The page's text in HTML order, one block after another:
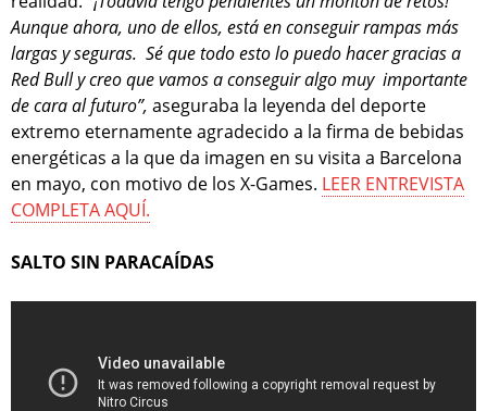
Aunque ahora, uno de ellos, está en conseguir rampas más
largas y seguras. Sé que todo esto lo puedo hacer gracias a
Red Bull y creo que vamos a conseguir algo muy importante
de cara al futuro”, aseguraba la leyenda del deporte
extremo eternamente agradecido a la firma de bebidas
energéticas a la que da imagen en su visita a Barcelona
en mayo, con motivo de los X-Games. LEER ENTREVISTA
COMPLETA AQUÍ.
SALTO SIN PARACAÍDAS